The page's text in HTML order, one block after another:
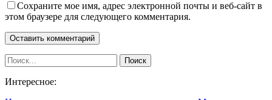
Сохраните мое имя, адрес электронной почты и веб-сайт в
этом браузере для следующего комментария.
Интересное: